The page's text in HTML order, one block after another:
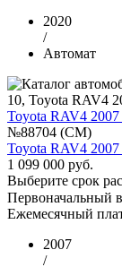
2020
/
Автомат
Toyota RAV4 2007
№88704 (CM)
Toyota RAV4 2007
1 099 000 руб.
Выберите срок
Первоначальный
Ежемесячный
2007
/